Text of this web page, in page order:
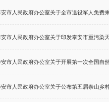
市人民政府办公室关于全市退役军人免费
市人民政府办公室关于印发泰安市重污染
市人民政府办公室关于开展第一次全国自
市人民政府办公室关于公布第五届泰山乡